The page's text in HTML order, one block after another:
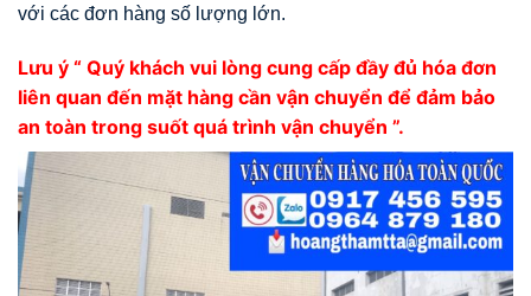
với các đơn hàng số lượng lớn.
Lưu ý “ Quý khách vui lòng cung cấp đầy đủ hóa đơn
liên quan đến mặt hàng cần vận chuyển để đảm bảo
an toàn trong suốt quá trình vận chuyển ”.